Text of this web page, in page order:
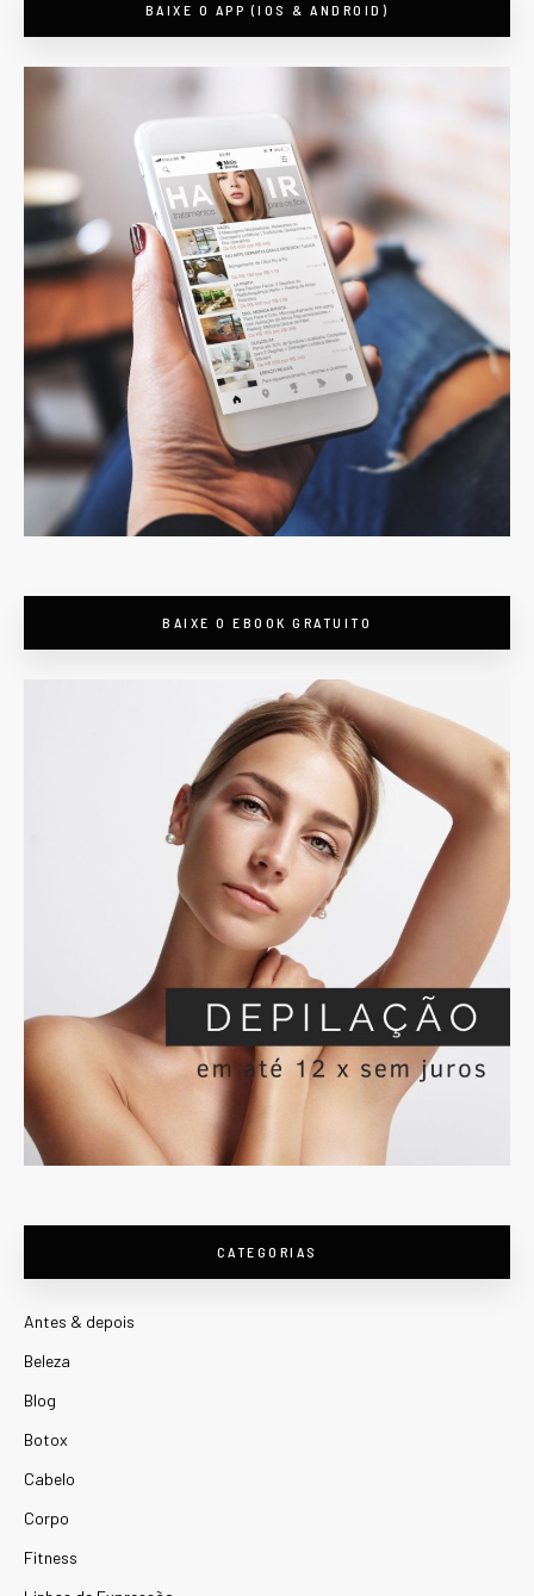
BAIXE O APP (IOS & ANDROID)
BAIXE O EBOOK GRATUITO
CATEGORIAS
Antes & depois
Beleza
Blog
Botox
Cabelo
Corpo
Fitness